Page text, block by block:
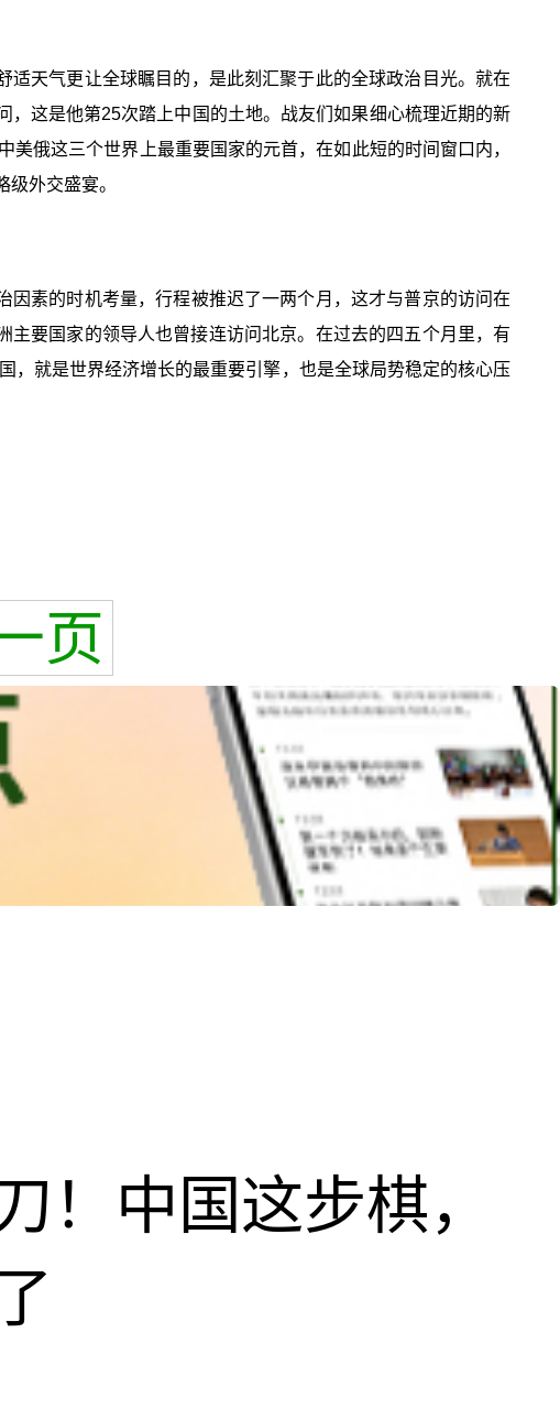
天气更让全球瞩目的，是此刻汇聚于此的全球政治目光。就在
这是他第25次踏上中国的土地。战友们如果细心梳理近期的新
俄这三个世界上最重要国家的元首，在如此短的时间窗口内，
外交盛宴。
素的时机考量，行程被推迟了一两个月，这才与普京的访问在
主要国家的领导人也曾接连访问北京。在过去的四五个月里，有
，就是世界经济增长的最重要引擎，也是全球局势稳定的核心压
页
！中国这步棋，